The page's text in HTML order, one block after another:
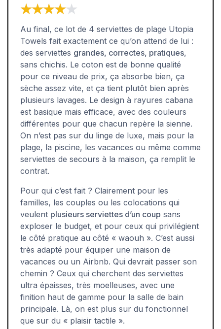
★★★★★
★★★★★
Au final, ce lot de 4 serviettes de plage Utopia
Towels fait exactement ce qu’on attend de lui :
des serviettes grandes, correctes, pratiques,
sans chichis. Le coton est de bonne qualité
pour ce niveau de prix, ça absorbe bien, ça
sèche assez vite, et ça tient plutôt bien après
plusieurs lavages. Le design à rayures cabana
est basique mais efficace, avec des couleurs
différentes pour que chacun repère la sienne.
On n’est pas sur du linge de luxe, mais pour la
plage, la piscine, les vacances ou même comme
serviettes de secours à la maison, ça remplit le
contrat.
Pour qui c’est fait ? Clairement pour les
familles, les couples ou les colocations qui
veulent plusieurs serviettes d’un coup sans
exploser le budget, et pour ceux qui privilégient
le côté pratique au côté « waouh ». C’est aussi
très adapté pour équiper une maison de
vacances ou un Airbnb. Qui devrait passer son
chemin ? Ceux qui cherchent des serviettes
ultra épaisses, très moelleuses, avec une
finition haut de gamme pour la salle de bain
principale. Là, on est plus sur du fonctionnel
que sur du « plaisir tactile ».